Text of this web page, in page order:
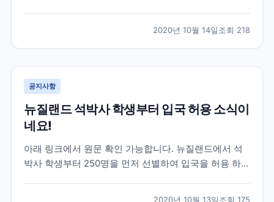
위한 새로운 DLI넘버의 발표가 시작되고 있습니다. 벤쿠
버에 많은 학원 및 교육기관들이 현재 심사중이거나 심...
2020년 10월 14일조회 218
공지사항
뉴질랜드 석박사 학생부터 입국 허용 소식이
네요!
아래 링크에서 원문 확인 가능합니다. 뉴질랜드에서 석
박사 학생부터 250명을 먼저 선별하여 입국을 허용 하겠
2020년 10월 13일조회 175